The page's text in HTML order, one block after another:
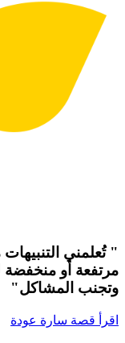
" تُعلمني
مرتفعة أو منخفضة
وتجنب المشاكل"
اقرأ قصة سارة عودة